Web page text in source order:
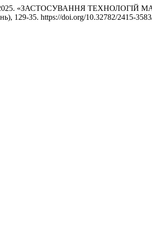
2025. «ЗАСТОСУВАННЯ
129-35. https://doi.org/10.32782/2415-